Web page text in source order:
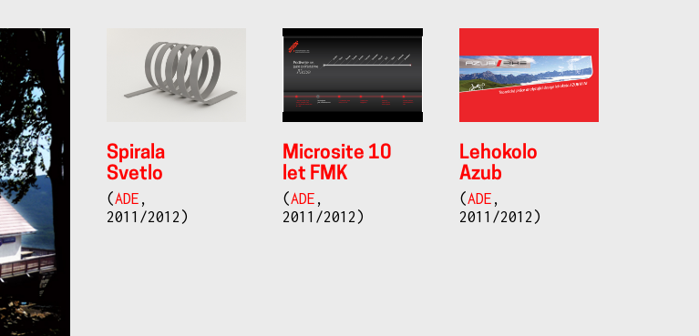
Spirala
Svetlo
(ADE
2011/2012)
Microsite 10
let FMK
(ADE
2011/2012)
Lehokolo
Azub
(ADE
2011/2012)